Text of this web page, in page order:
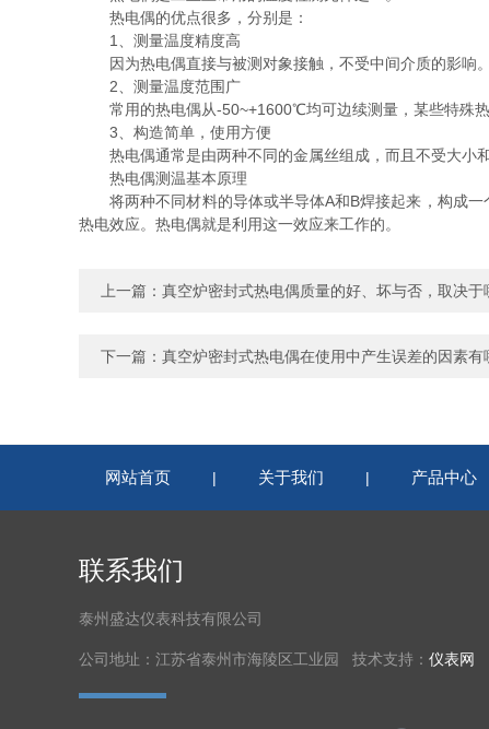
热电偶的优点很多，分别是：
1、测量温度精度高
因为热电偶直接与被测对象接触，不受中间介质的影响。
2、测量温度范围广
常用的热电偶从-50~+1600℃均可边续测量，某些特殊
3、构造简单，使用方便
热电偶通常是由两种不同的金属丝组成，而且不受大小和
热电偶测温基本原理
将两种不同材料的导体或半导体A和B焊接起来，构成一
热电效应。热电偶就是利用这一效应来工作的。
上一篇： 真空炉密封式热电偶质量的好、坏与否，取决于
下一篇： 真空炉密封式热电偶在使用中产生误差的因素有
网站首页 | 关于我们 | 产品中心
联系我们
泰州盛达仪表科技有限公司
公司地址：江苏省泰州市海陵区工业园 技术支持： 仪表网